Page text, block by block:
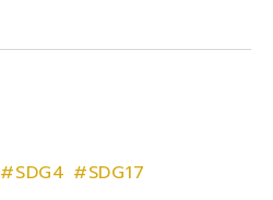
#SDG4 #SDG17